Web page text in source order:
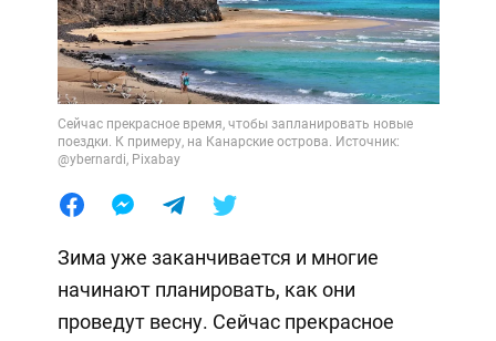
Сейчас прекрасное время, чтобы запланировать новые
поездки. К примеру, на Канарские острова. Источник:
@ybernardi, Pixabay
Зима уже заканчивается и многие
начинают планировать, как они
проведут весну. Сейчас прекрасное